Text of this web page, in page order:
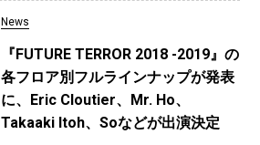
News
『FUTURE TERROR 2018 -2019』の
各フロア別フルラインナップが発表
に、Eric Cloutier、Mr. Ho、
Takaaki Itoh、Soなどが出演決定